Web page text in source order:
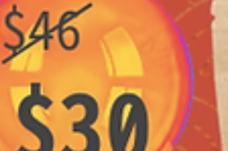
們把逾20萬本很新的舊書回流社區，為有需
學校及社群節省超過HK$2,000萬 購書支出，
主辦各類型文化活動逾350項，期能令看書與
環保能成為生活一部分。「蒲書館」及「幾
生活」為本會營運的社區空間，後者已於
年2月28日完